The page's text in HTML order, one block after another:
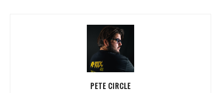
PETE CIRCLE